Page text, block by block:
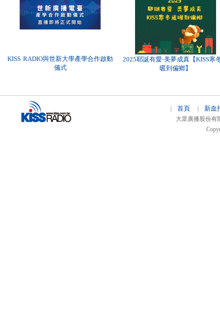
KISS RADIO與世新大學產學合作啟動
儀式
2025耶誕有愛‧美夢成真【KISS寒
暖到偏鄉】
首頁 新血
大眾廣播股份有